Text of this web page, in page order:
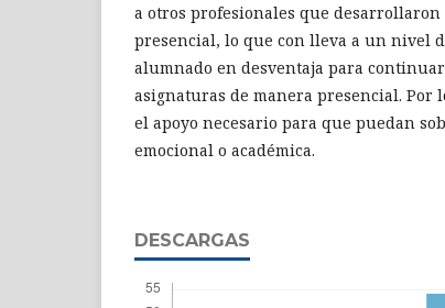
a otros profesionales que desarrollaron
presencial, lo que con lleva a un nivel
alumnado en desventaja para
asignaturas de manera presencial.
el apoyo necesario para que puedan
emocional o académica.
DESCARGAS